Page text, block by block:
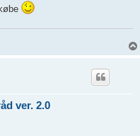
ver. 2.0